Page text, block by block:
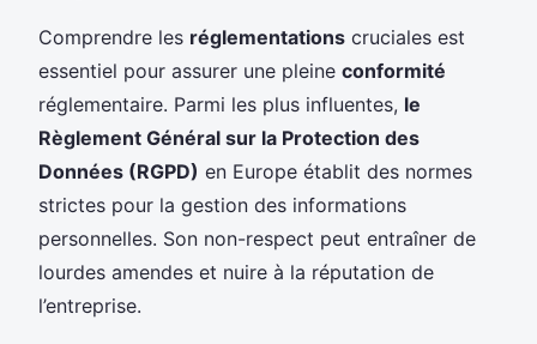
Comprendre les réglementations cruciales est
essentiel pour assurer une pleine conformité
réglementaire. Parmi les plus influentes, le
Règlement Général sur la Protection des
Données (RGPD) en Europe établit des normes
strictes pour la gestion des informations
personnelles. Son non-respect peut entraîner de
lourdes amendes et nuire à la réputation de
l’entreprise.